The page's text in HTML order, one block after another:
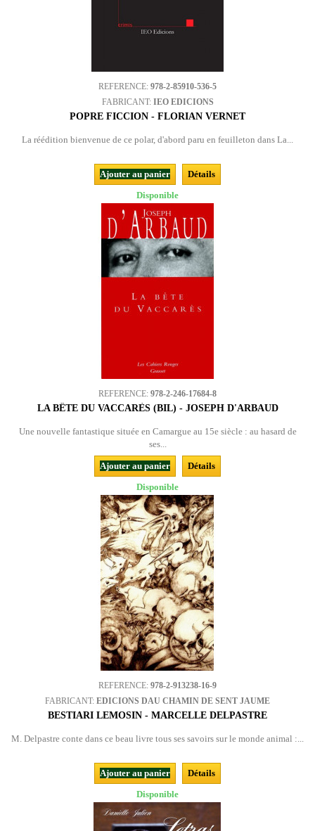
REFERENCE: 978-2-85910-536-5
FABRICANT: IEO EDICIONS
POPRE FICCION - FLORIAN VERNET
La réédition bienvenue de ce polar, d'abord paru en feuilleton dans La...
Ajouter au panier
Détails
Disponible
REFERENCE: 978-2-246-17684-8
LA BÊTE DU VACCARÈS (BIL) - JOSEPH D'ARBAUD
Une nouvelle fantastique située en Camargue au 15e siècle : au hasard de
ses...
Ajouter au panier
Détails
Disponible
REFERENCE: 978-2-913238-16-9
FABRICANT: EDICIONS DAU CHAMIN DE SENT JAUME
BESTIARI LEMOSIN - MARCELLE DELPASTRE
M. Delpastre conte dans ce beau livre tous ses savoirs sur le monde animal :...
Ajouter au panier
Détails
Disponible